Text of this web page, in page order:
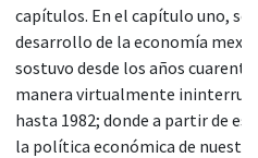
capítulos. En el capítulo uno, se
desarrollo de la economía
sostuvo desde los años cuarenta
manera virtualmente
hasta 1982; donde a partir de
la política económica de